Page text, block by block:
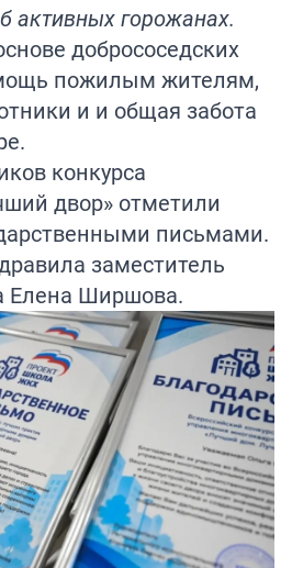
активных горожанах.
добрососедских
пожилым жителям,
и и общая забота
конкурса
двор» отметили
письмами.
заместитель
Елена Ширшова.